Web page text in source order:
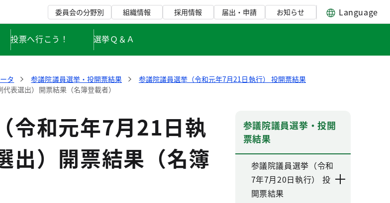
委員会の分野別 組織情報 採用情報 届出・申請 お知らせ Language
投票へ行こう！ 選挙Ｑ＆Ａ
タ 参議院議員選挙・投開票結果
参議院議員選挙（令和元年7月21日執行） 投開票結果
表選出）開票結果（名簿登載者）
令和元年7月21日執
出）開票結果（名簿
参議院議員選挙・投開
票結果
参議院議員選挙（令和
7年7月20日執行） 投
開票結果